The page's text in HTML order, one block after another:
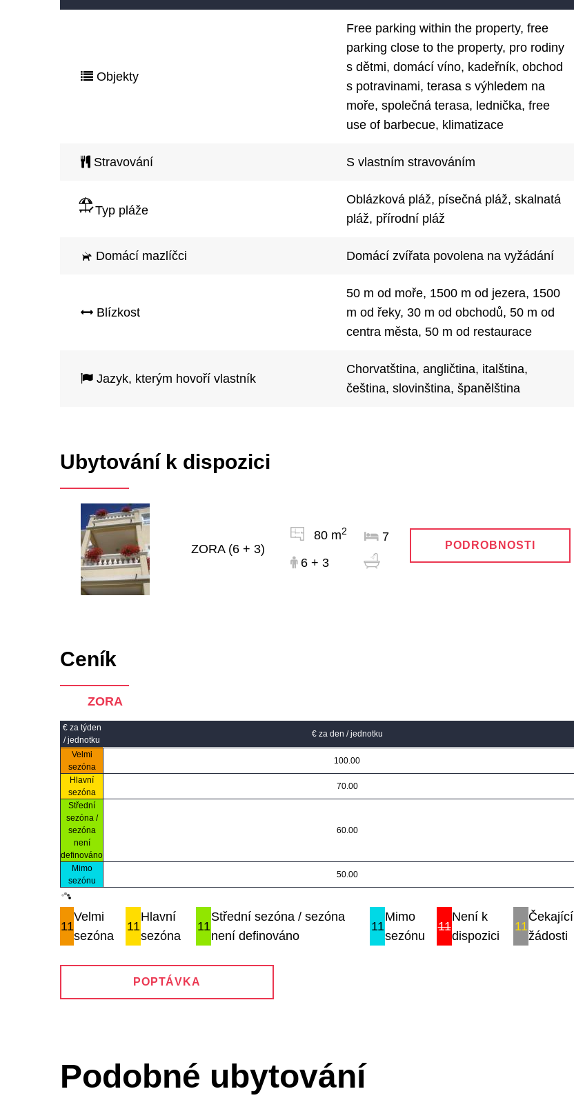
Objekty
Free parking within the property, free
parking close to the property, pro rodiny
s dětmi, domácí víno, kadeřník, obchod
s potravinami, terasa s výhledem na
moře, společná terasa, lednička, free
use of barbecue, klimatizace
Stravování S vlastním stravováním
Typ pláže
Oblázková pláž, písečná pláž, skalnatá
pláž, přírodní pláž
Domácí mazlíčci Domácí zvířata povolena na vyžádání
Blízkost
50 m od moře, 1500 m od jezera, 1500
m od řeky, 30 m od obchodů, 50 m od
centra města, 50 m od restaurace
Jazyk, kterým hovoří vlastník
Chorvatština, angličtina, italština,
čeština, slovinština, španělština
Ubytování k dispozici
ZORA (6 + 3)
80 m2
6 + 3
7
PODROBNOSTI
Ceník
ZORA
€ za týden
/ jednotku
€ za den / jednotku
Velmi
sezóna
100.00
Hlavní
sezóna
70.00
Střední
sezóna /
sezóna
není
definováno
60.00
Mimo
sezónu
50.00
11
Velmi
sezóna
11
Hlavní
sezóna
11
Střední sezóna / sezóna
není definováno
11
Mimo
sezónu
11
Není k
dispozici
11
Čekající
žádosti
POPTÁVKA
Podobné ubytování